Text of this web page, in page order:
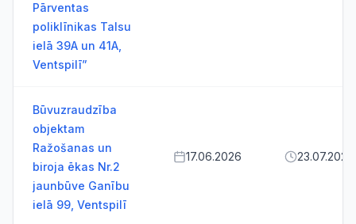
Pārventas
poliklīnikas Talsu
ielā 39A un 41A,
Ventspilī”
Būvuzraudzība
objektam
Ražošanas un
biroja ēkas Nr.2
jaunbūve Ganību
ielā 99, Ventspilī
17.06.2026 23.07.2026